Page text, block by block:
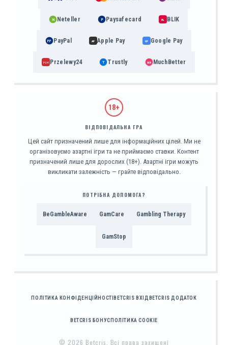
N Neteller P Paysafecard BL BLIK
PP PayPal AP Apple Pay GP Google Pay
P24 Przelewy24 T Trustly MB MuchBetter
18+
ВІДПОВІДАЛЬНА ГРА
Цей сайт призначений лише для інформаційних цілей. Ми не
організовуємо азартні ігри та не приймаємо ставки. Контент
призначений лише для дорослих (18+). Азартні ігри можуть
викликати залежність — грайте відповідально.
ПОТРІБНА ДОПОМОГА?
BeGambleAware GamCare Gambling Therapy
GamStop
ПОЛІТИКА КОНФІДЕНЦІЙНОСТІ BETCRIS ВХІД BETCRIS ДОДАТОК
BETCRIS БОНУС ПОЛІТИКА COOKIE
© 2026 Betcris. Всі права захищені